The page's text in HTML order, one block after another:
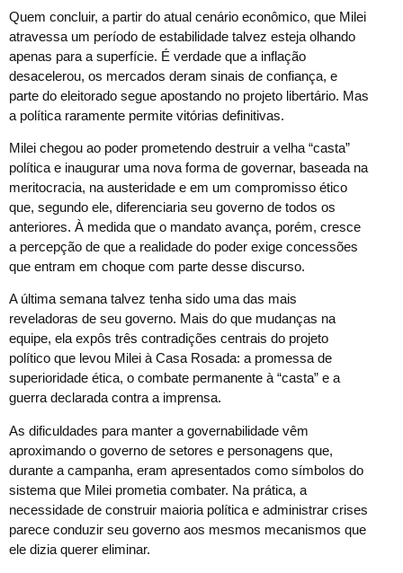
Quem concluir, a partir do atual cenário econômico, que Milei
atravessa um período de estabilidade talvez esteja olhando
apenas para a superfície. É verdade que a inflação
desacelerou, os mercados deram sinais de confiança, e
parte do eleitorado segue apostando no projeto libertário. Mas
a política raramente permite vitórias definitivas.
Milei chegou ao poder prometendo destruir a velha “casta”
política e inaugurar uma nova forma de governar, baseada na
meritocracia, na austeridade e em um compromisso ético
que, segundo ele, diferenciaria seu governo de todos os
anteriores. À medida que o mandato avança, porém, cresce
a percepção de que a realidade do poder exige concessões
que entram em choque com parte desse discurso.
A última semana talvez tenha sido uma das mais
reveladoras de seu governo. Mais do que mudanças na
equipe, ela expôs três contradições centrais do projeto
político que levou Milei à Casa Rosada: a promessa de
superioridade ética, o combate permanente à “casta” e a
guerra declarada contra a imprensa.
As dificuldades para manter a governabilidade vêm
aproximando o governo de setores e personagens que,
durante a campanha, eram apresentados como símbolos do
sistema que Milei prometia combater. Na prática, a
necessidade de construir maioria política e administrar crises
parece conduzir seu governo aos mesmos mecanismos que
ele dizia querer eliminar.